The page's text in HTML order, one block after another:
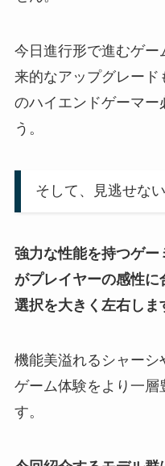
今日進行形で進むゲ
来的なアップグレー
のハイエンドゲーマー
う。
そして、見逃せな
強力な性能を持つゲー
がプレイヤーの感性に
選択を大きく左右しま
機能美溢れるシャーシ
ゲーム体験をより一層
す。